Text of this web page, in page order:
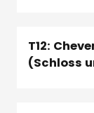
T12:
(Schloss